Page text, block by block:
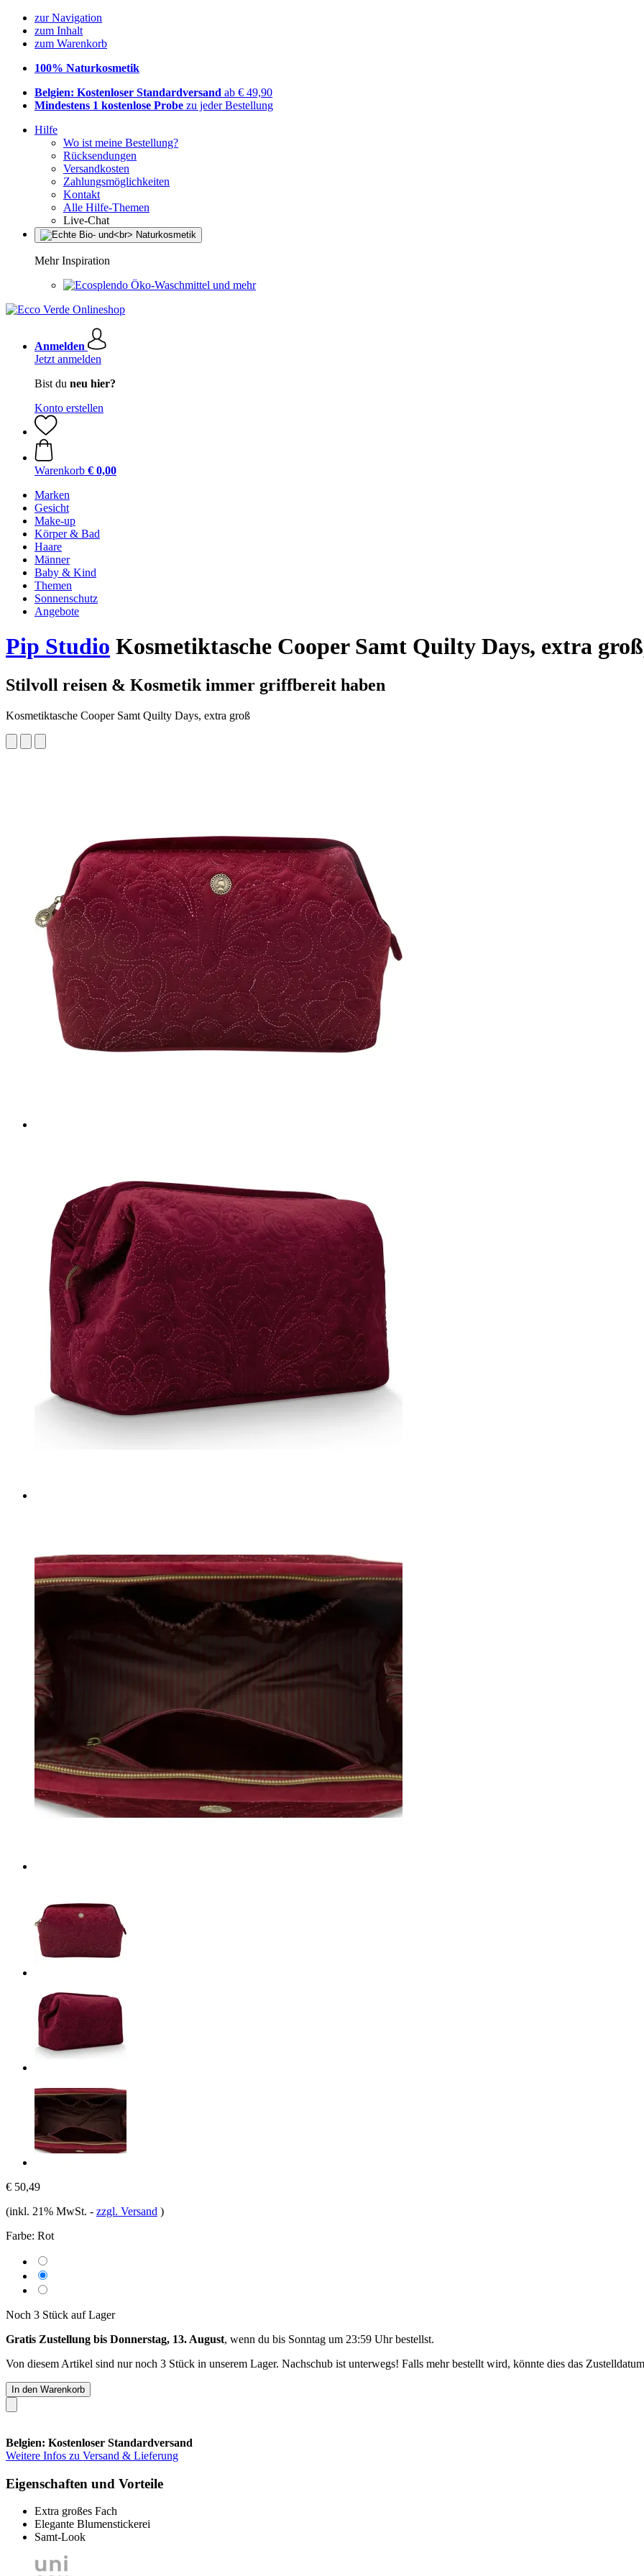
zur Navigation
zum Inhalt
zum Warenkorb
100% Naturkosmetik
Belgien: Kostenloser Standardversand ab € 49,90
Mindestens 1 kostenlose Probe zu jeder Bestellung
Hilfe
Wo ist meine Bestellung?
Rücksendungen
Versandkosten
Zahlungsmöglichkeiten
Kontakt
Alle Hilfe-Themen
Live-Chat
Mehr Inspiration
Öko-Waschmittel und mehr
Anmelden
Jetzt anmelden
Bist du neu hier?
Konto erstellen
Warenkorb € 0,00
Marken
Gesicht
Make-up
Körper & Bad
Haare
Männer
Baby & Kind
Themen
Sonnenschutz
Angebote
Pip Studio Kosmetiktasche Cooper Samt Quilty Days, extra
Stilvoll reisen & Kosmetik immer griffbereit haben
Kosmetiktasche Cooper Samt Quilty Days, extra groß
€ 50,49
(inkl. 21% MwSt. - zzgl. Versand )
Farbe: Rot
Noch 3 Stück auf Lager
Gratis Zustellung bis Donnerstag, 13. August, wenn du bis Sonntag um 23:59 Uhrbestellst.
Von diesem Artikel sind nur noch 3 Stück in unserem Lager. Nachschub ist unterwegs! Falls mehr bestellt wird, könnte dies das
In den Warenkorb
Belgien: Kostenloser Standardversand
Weitere Infos zu Versand & Lieferung
Eigenschaften und Vorteile
Extra großes Fach
Elegante Blumenstickerei
Samt-Look